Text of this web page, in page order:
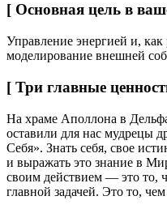
[ Основная цель в
Управление энергией и, как
моделирование внешней
[ Три главные
На храме Аполлона в
оставили для нас мудрецы
Себя». Знать себя, свое
и выражать это знание в
своим действием — это то,
главной задачей. Это то,